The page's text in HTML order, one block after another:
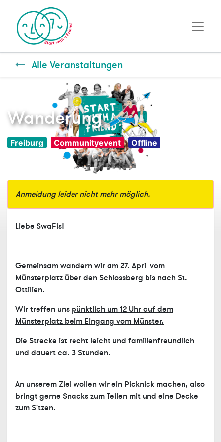
Alle Veranstaltungen
Wanderung
Freiburg Communityevent Offline
Anmeldung leider nicht mehr möglich.
Liebe SwaFis!
Gemeinsam wandern wir am 27. April vom
Münsterplatz über den Schlossberg bis nach St.
Ottilien.
Wir treffen uns pünktlich um 12 Uhr auf dem
Münsterplatz beim Eingang vom Münster.
Die Strecke ist recht leicht und familienfreundlich
und dauert ca. 3 Stunden.
An unserem Ziel wollen wir ein Picknick machen, also
bringt gerne Snacks zum Teilen mit und eine Decke
zum Sitzen.